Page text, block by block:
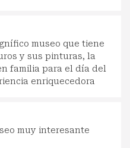
museo que tiene
y sus pinturas, la
familia para el día del
enriquecedora
muy interesante